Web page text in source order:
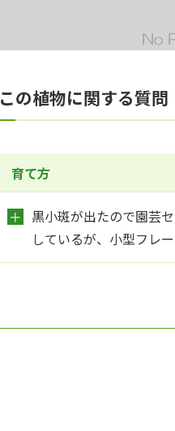
この植物に関する質問
育て方
黒小斑が出たので園芸
しているが、小型フレ